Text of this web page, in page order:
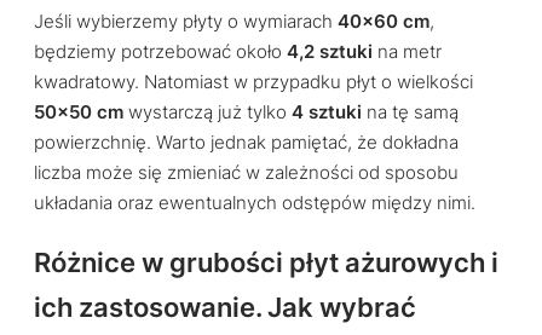
Jeśli wybierzemy płyty o wymiarach 40×60 cm,
będziemy potrzebować około 4,2 sztuki na metr
kwadratowy. Natomiast w przypadku płyt o wielkości
50×50 cm wystarczą już tylko 4 sztuki na tę samą
powierzchnię. Warto jednak pamiętać, że dokładna
liczba może się zmieniać w zależności od sposobu
układania oraz ewentualnych odstępów między nimi.
Różnice w grubości płyt ażurowych i
ich zastosowanie. Jak wybrać